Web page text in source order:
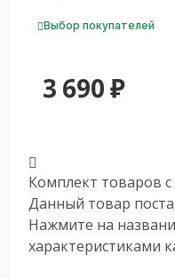
Выбор покупателей
3 690₽
Комплект товаров с
Данный товар
Нажмите на
характеристиками